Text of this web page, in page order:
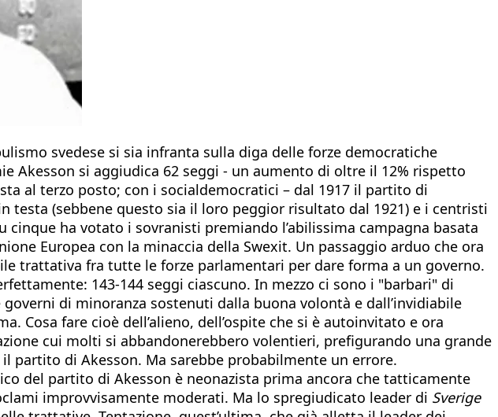
svedese si sia infranta sulla diga delle forze democratiche
Akesson si aggiudica 62 seggi - un aumento di oltre il 12% rispetto
al terzo posto; con i socialdemocratici – dal 1917 il partito di
testa (sebbene questo sia il loro peggior risultato dal 1921) e i centristi
ha votato i sovranisti premiando l’abilissima campagna basata
Europea con la minaccia della Swexit. Un passaggio arduo che ora
trattativa fra tutte le forze parlamentari per dare forma a un governo.
143-144 seggi ciascuno. In mezzo ci sono i "barbari" di
di minoranza sostenuti dalla buona volontà e dall’invidiabile
Cosa fare cioè dell’alieno, dell’ospite che si è autoinvitato e ora
cui molti si abbandonerebbero volentieri, prefigurando una grande
partito di Akesson. Ma sarebbe probabilmente un errore.
del partito di Akesson è neonazista prima ancora che tatticamente
improvvisamente moderati. Ma lo spregiudicato leader di Sverige